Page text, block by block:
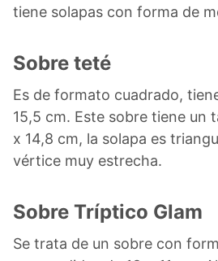
tiene solapas con forma de
Sobre teté
Es de formato cuadrado,
15,5 cm. Este sobre tiene un
x 14,8 cm, la solapa es
vértice muy estrecha.
Sobre Tríptico Glam
Se trata de un sobre con